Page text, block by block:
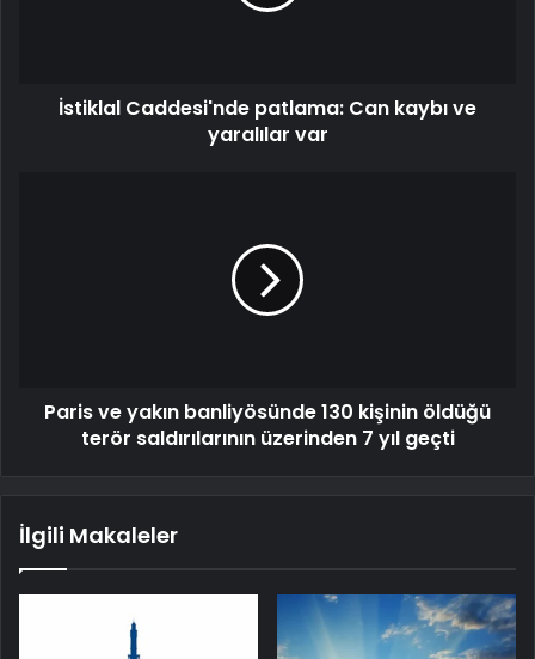
İstiklal Caddesi'nde patlama: Can kaybı ve
yaralılar var
Paris ve yakın banliyösünde 130 kişinin öldüğü
terör saldırılarının üzerinden 7 yıl geçti
İlgili Makaleler